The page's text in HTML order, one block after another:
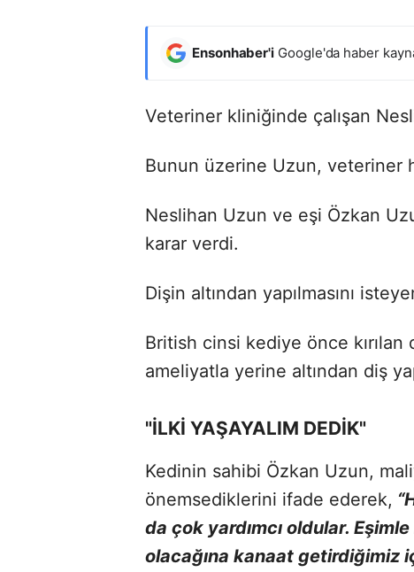
Ensonhaber'i Google'da haber
Veteriner kliniğinde çalışan
Bunun üzerine Uzun, veteriner
Neslihan Uzun ve eşi Özkan
karar verdi.
Dişin altından yapılmasını
British cinsi kediye önce kırılan
ameliyatla yerine altından diş
"İLKİ YAŞAYALIM DEDİK"
Kedinin sahibi Özkan Uzun,
önemsediklerini ifade ederek,
da çok yardımcı oldular.
olacağına kanaat getirdiğimiz